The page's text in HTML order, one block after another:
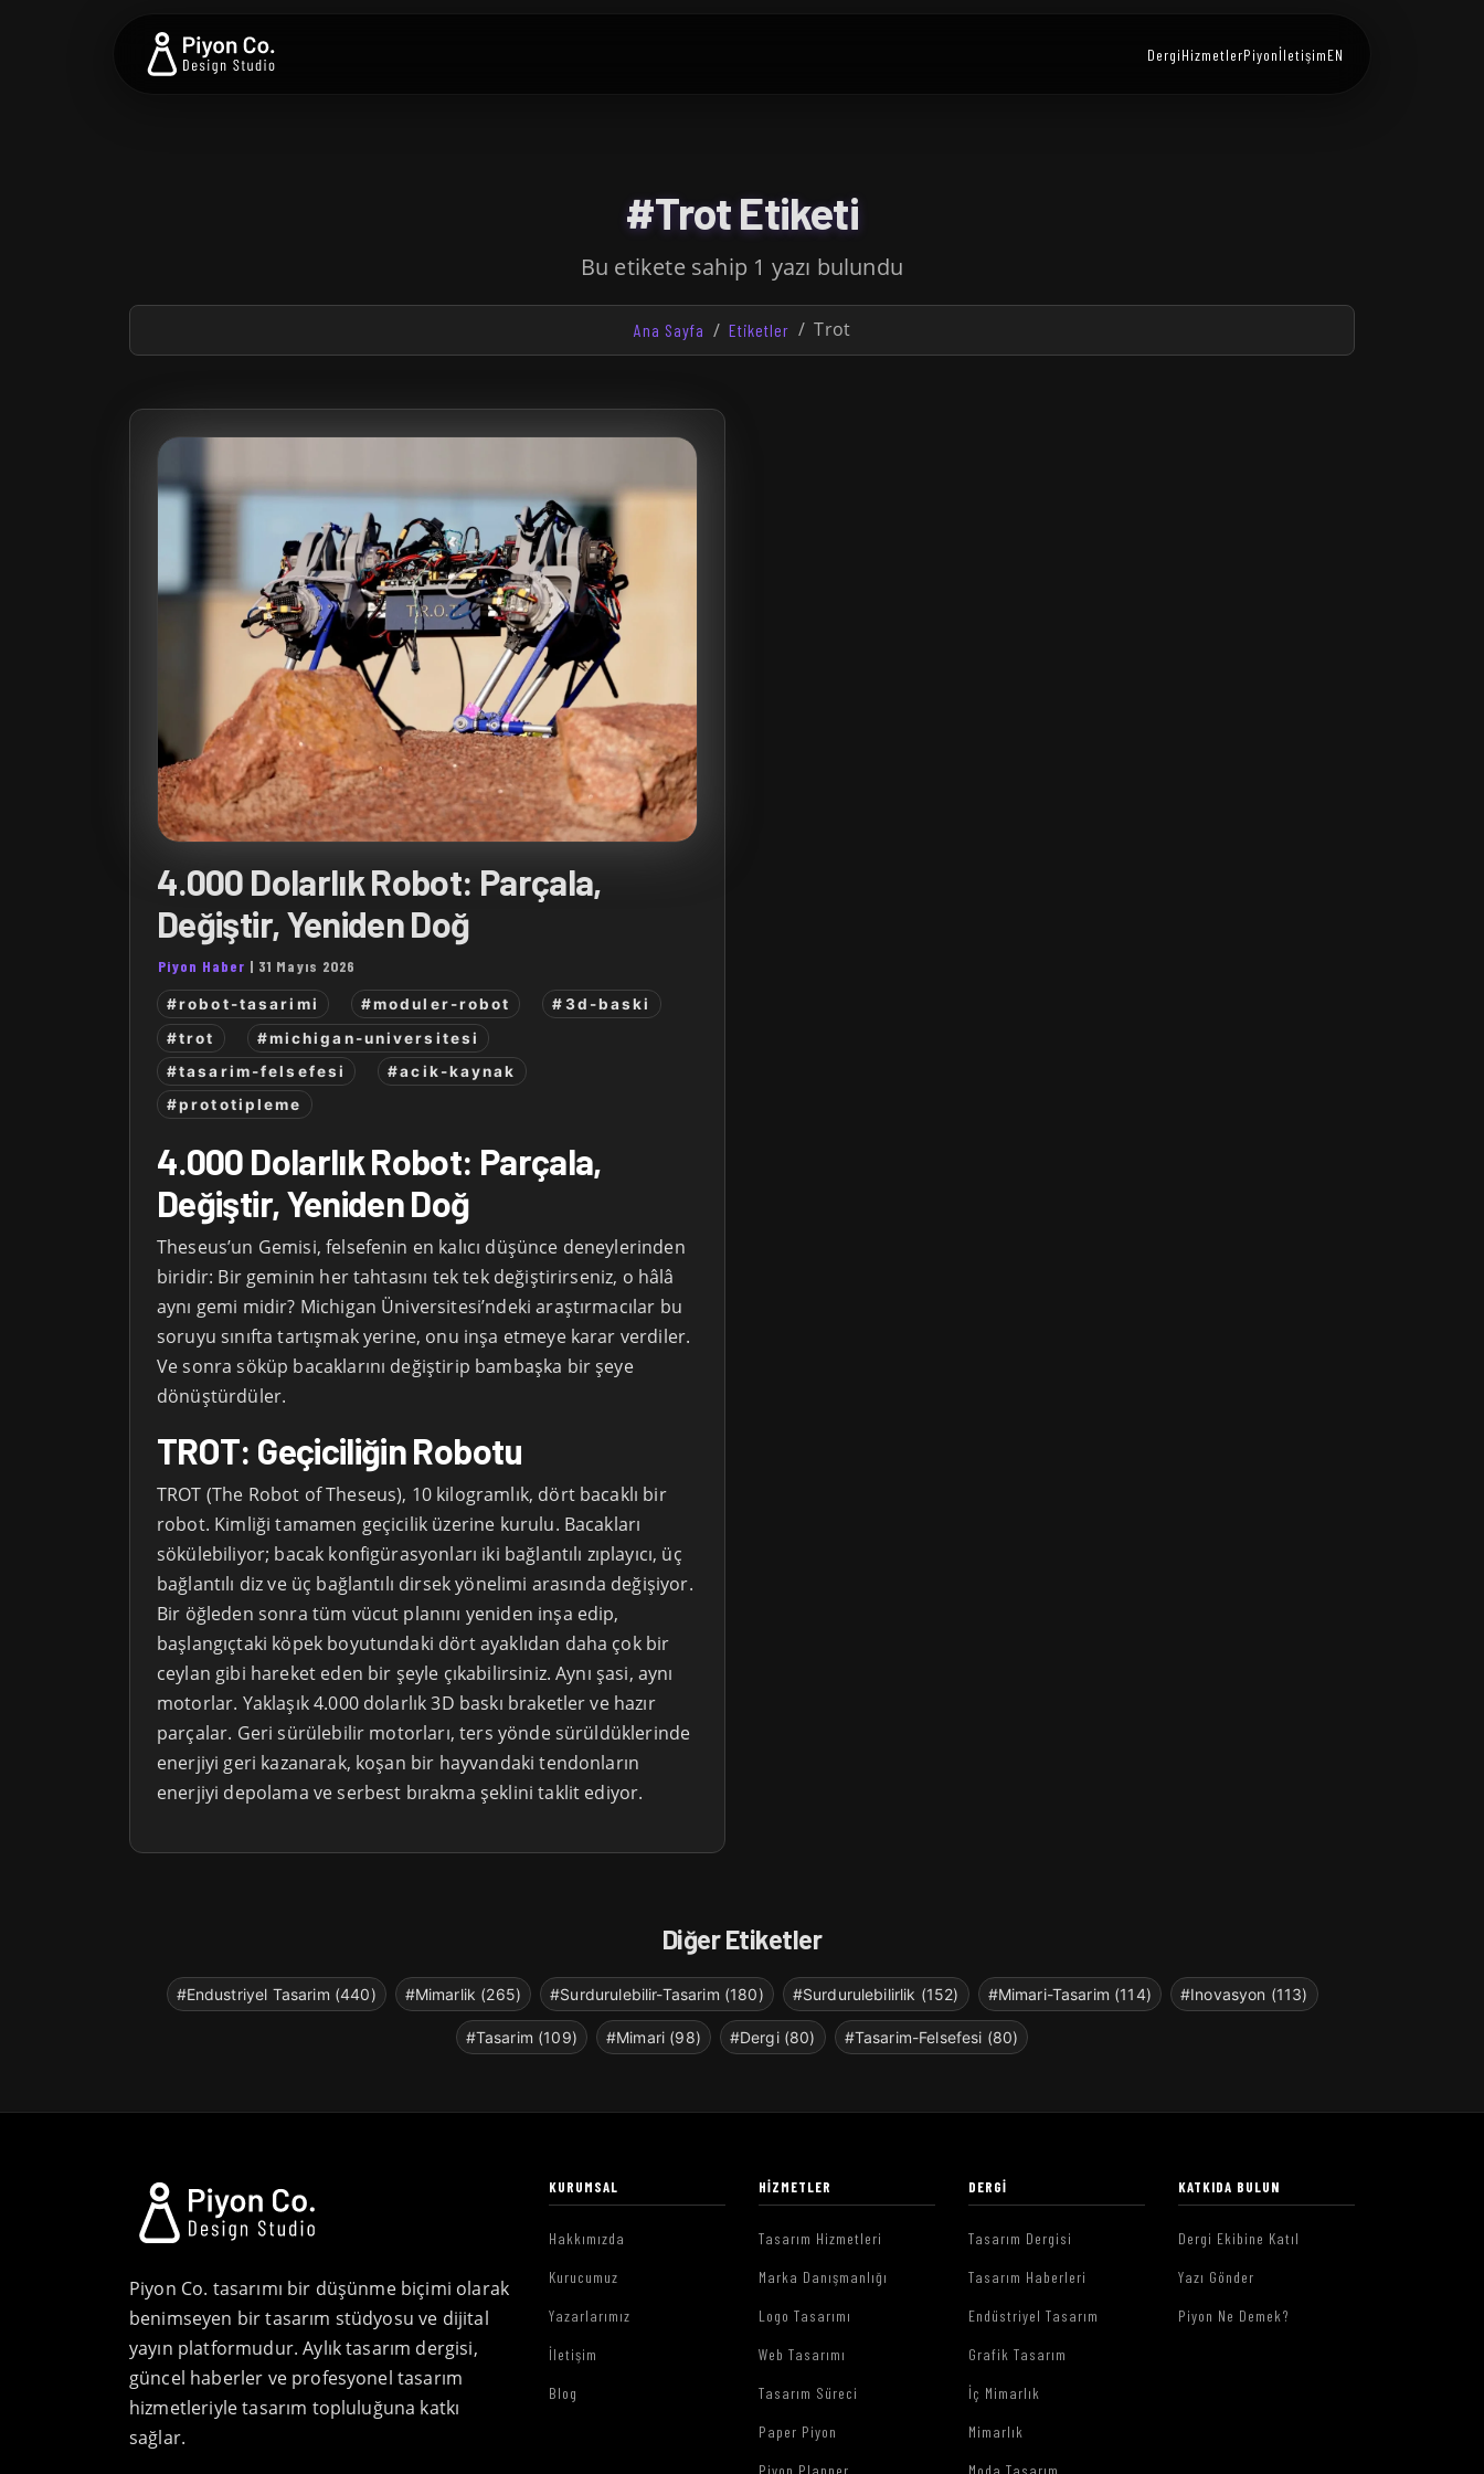
DergiHizmetlerPiyonİletişimEN
#Trot Etiketi
Bu etikete sahip 1 yazı bulundu
Ana Sayfa Etiketler Trot
4.000 Dolarlık Robot: Parçala,
Değiştir, Yeniden Doğ
Piyon Haber | 31 Mayıs 2026
#robot-tasarimi #moduler-robot
#3d-baski
#trot
#michigan-universitesi
#tasarim-felsefesi
#acik-kaynak
#prototipleme
4.000 Dolarlık Robot: Parçala,
Değiştir, Yeniden Doğ
Theseus’un Gemisi, felsefenin en kalıcı düşünce deneylerinden
biridir: Bir geminin her tahtasını tek tek değiştirirseniz, o hâlâ
aynı gemi midir? Michigan Üniversitesi’ndeki araştırmacılar bu
soruyu sınıfta tartışmak yerine, onu inşa etmeye karar verdiler.
Ve sonra söküp bacaklarını değiştirip bambaşka bir şeye
dönüştürdüler.
TROT: Geçiciliğin Robotu
TROT (The Robot of Theseus), 10 kilogramlık, dört bacaklı bir
robot. Kimliği tamamen geçicilik üzerine kurulu. Bacakları
sökülebiliyor; bacak konfigürasyonları iki bağlantılı zıplayıcı, üç
bağlantılı diz ve üç bağlantılı dirsek yönelimi arasında değişiyor.
Bir öğleden sonra tüm vücut planını yeniden inşa edip,
başlangıçtaki köpek boyutundaki dört ayaklıdan daha çok bir
ceylan gibi hareket eden bir şeyle çıkabilirsiniz. Aynı şasi, aynı
motorlar. Yaklaşık 4.000 dolarlık 3D baskı braketler ve hazır
parçalar. Geri sürülebilir motorları, ters yönde sürüldüklerinde
enerjiyi geri kazanarak, koşan bir hayvandaki tendonların
enerjiyi depolama ve serbest bırakma şeklini taklit ediyor.
Diğer Etiketler
#Endustriyel Tasarim (440) #Mimarlik (265) #Surdurulebilir-Tasarim (180) #Surdurulebilirlik (152) #Mimari-Tasarim (114) #Inovasyon (113)
#Tasarim (109) #Mimari (98) #Dergi (80) #Tasarim-Felsefesi (80)
Piyon Co. tasarımı bir düşünme biçimi olarak
benimseyen bir tasarım stüdyosu ve dijital
yayın platformudur. Aylık tasarım dergisi,
güncel haberler ve profesyonel tasarım
hizmetleriyle tasarım topluluğuna katkı
sağlar.
KURUMSAL
Hakkımızda
Kurucumuz
Yazarlarımız
İletişim
Blog
HIZMETLER
Tasarım Hizmetleri
Marka Danışmanlığı
Logo Tasarımı
Web Tasarımı
Tasarım Süreci
Paper Piyon
Piyon Planner
DERGI
Tasarım Dergisi
Tasarım Haberleri
Endüstriyel Tasarım
Grafik Tasarım
İç Mimarlık
Mimarlık
Moda Tasarım
KATKIDA BULUN
Dergi Ekibine Katıl
Yazı Gönder
Piyon Ne Demek?